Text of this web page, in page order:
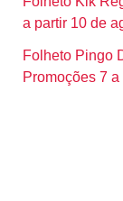
a partir 10 de
Folheto Pingo
Promoções 7